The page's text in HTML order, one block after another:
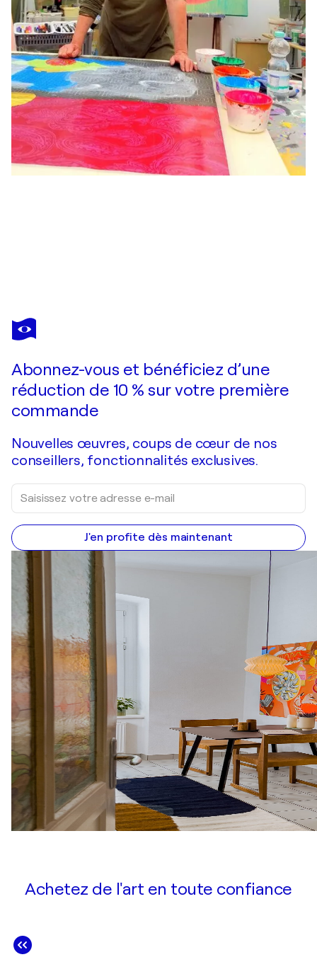
EVA DAHN RUBIN
KÖNIG DES WALDES
Abonnez-vous et bénéficiez d’une
réduction de 10 % sur votre première
commande
Nouvelles œuvres, coups de cœur de nos
conseillers, fonctionnalités exclusives.
J'en profite dès maintenant
Achetez de l'art en toute confiance